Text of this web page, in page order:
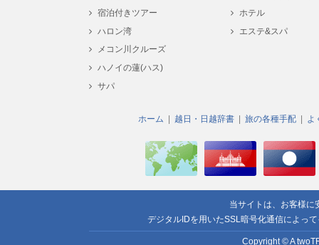
宿泊付きツアー
ハロン湾
メコン川クルーズ
ハノイの蓮(ハス)
サパ
ホテル
エステ&スパ
ホーム 越日・日越辞書 旅の各種手配 よ
当サイトは、お客様に
デジタルIDを用いたSSL暗号化通信によっ
Copyright © A